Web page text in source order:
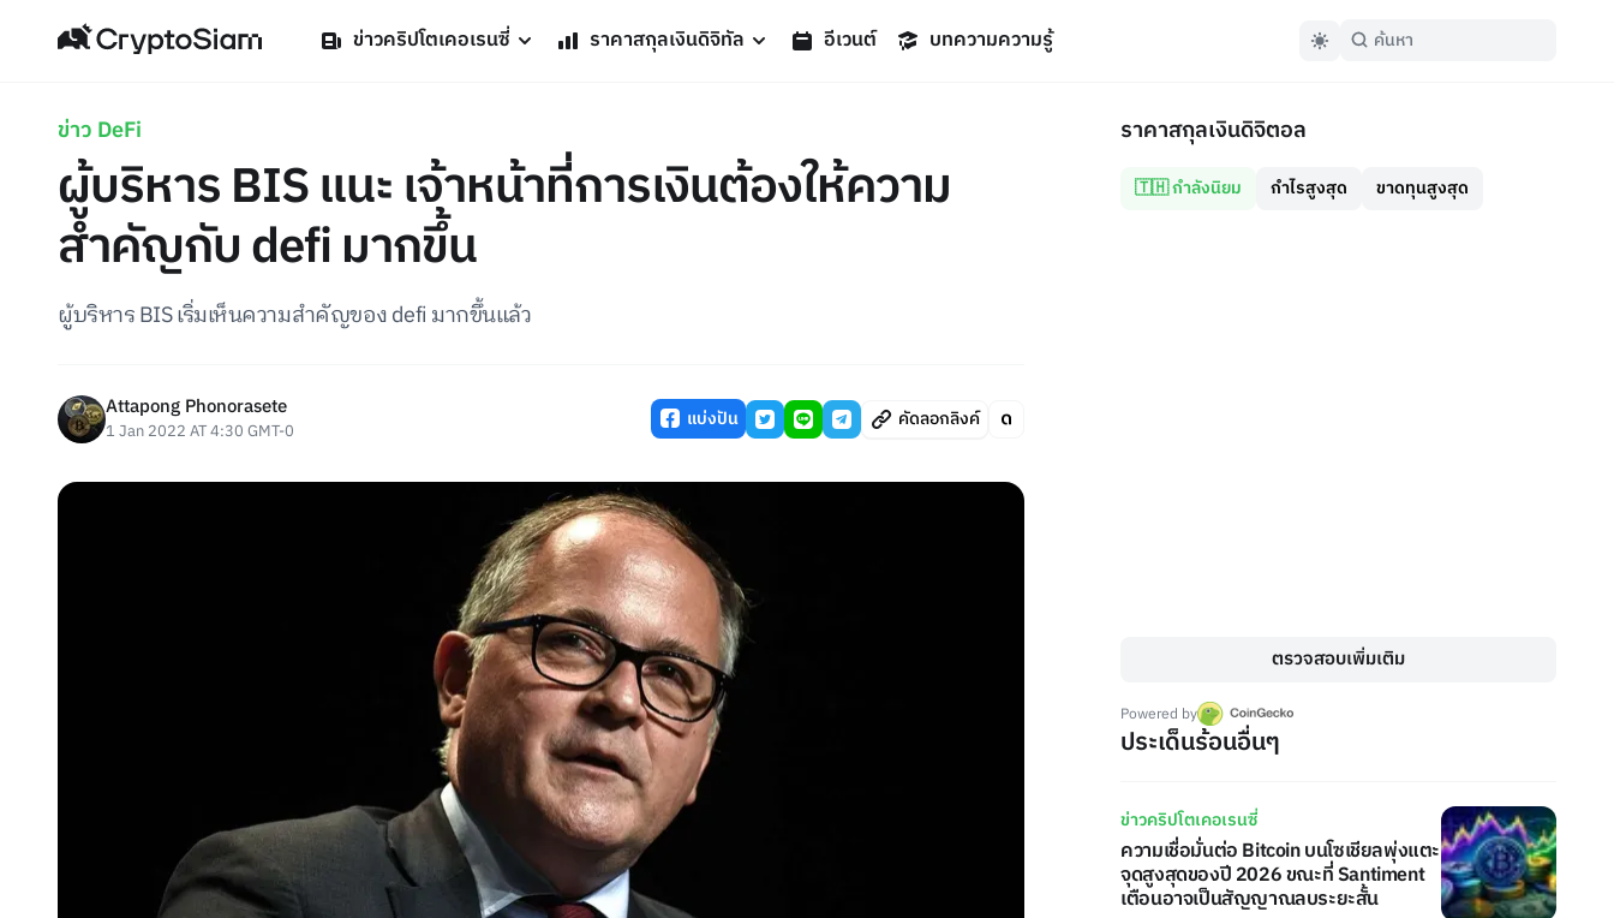
ข่าวคริปโตเคอเรนซี่ ราคาสกุลเงินดิจิทัล อีเวนต์ บทความความรู้
ข่าว DeFi
ผู้บริหาร BIS แนะ เจ้าหน้าที่การเงินต้องให้ความ
สำคัญกับ defi มากขึ้น
ผู้บริหาร BIS เริ่มเห็นความสำคัญของ defi มากขึ้นแล้ว
Attapong Phonorasete
1 Jan 2022 AT 4:30 GMT-0 แบ่งปัน คัดลอกลิงค์
ราคาสกุลเงินดิจิตอล
🇹🇭 กำลังนิยม กำไรสูงสุด ขาดทุนสูงสุด
ตรวจสอบเพิ่มเติม
Powered by
ประเด็นร้อนอื่นๆ
ข่าวคริปโตเคอเรนซี่
ความเชื่อมั่นต่อ Bitcoin บนโซเชียลพุ่งแตะ
จุดสูงสุดของปี 2026 ขณะที่ Santiment
เตือนอาจเป็นสัญญาณลบระยะสั้น